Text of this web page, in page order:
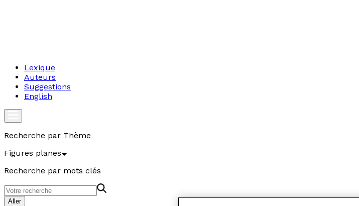
Lexique
Auteurs
Suggestions
English
Recherche par Thème
Figures planes
Recherche par mots clés
Aller